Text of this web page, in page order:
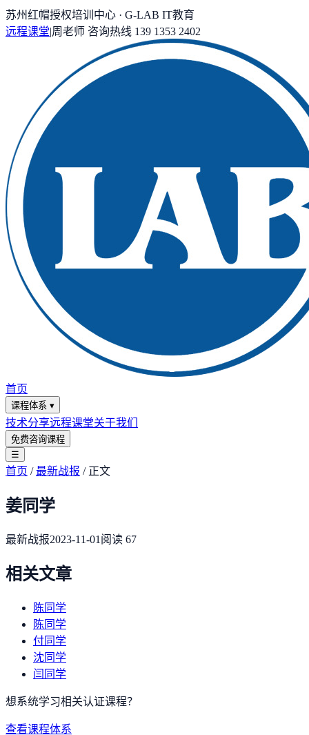
苏州红帽授权培训中心 · G-LAB IT教育
远程课堂|周老师 咨询热线 139 1353 2402
首页
课程体系 ▾
技术分享远程课堂关于我们
免费咨询课程
☰
首页 /最新战报 / 正文
姜同学
最新战报2023-11-01 阅读 67
相关文章
陈同学
陈同学
付同学
沈同学
闫同学
想系统学习相关认证课程？
查看课程体系